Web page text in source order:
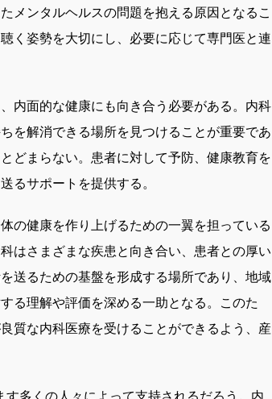
メンタルヘルスの問題を抱える原因となるこ
く姿勢を大切にし、必要に応じて専門医と連
内面的な健康にも向き合う必要がある。内科
を解消できる場所を見つけることが重要であ
どまらない。患者に対して予防、健康教育を
るサポートを提供する。
の健康を作り上げるための一翼を担っている
はさまざまな疾患と向き合い、患者との厚い
送るための基盤を形成する場所であり、地域
る理解や評価を深める一助となる。このた
質な内科医療を受けることができるよう、産